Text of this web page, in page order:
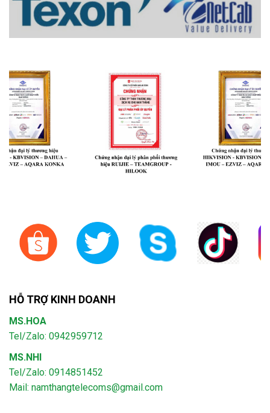
HỖ TRỢ KINH DOANH
MS.HOA
Tel/Zalo: 0942959712
MS.NHI
Tel/Zalo: 0914851452
Mail: namthangtelecoms@gmail.com